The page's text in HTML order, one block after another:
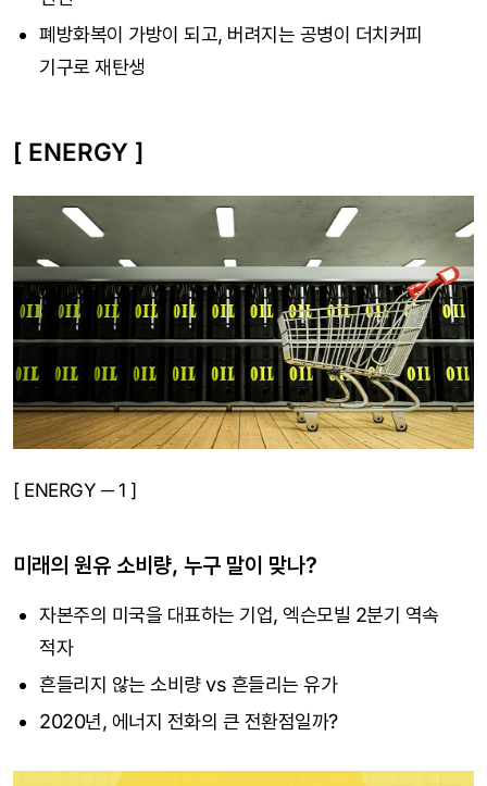
폐방화복이 가방이 되고, 버려지는 공병이 더치커피
기구로 재탄생
[ ENERGY ]
[ ENERGY ─ 1 ]
미래의 원유 소비량, 누구 말이 맞나?
자본주의 미국을 대표하는 기업, 엑슨모빌 2분기 역속
적자
흔들리지 않는 소비량 vs 흔들리는 유가
2020년, 에너지 전화의 큰 전환점일까?